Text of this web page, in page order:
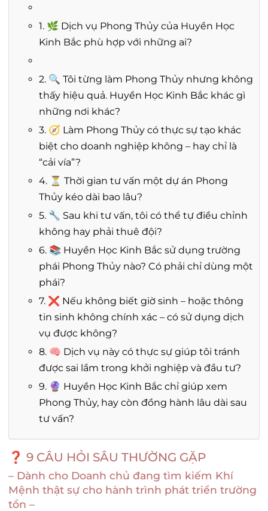
1. 🌿 Dịch vụ Phong Thủy của Huyền Học
Kinh Bắc phù hợp với những ai?
2. 🔍 Tôi từng làm Phong Thủy nhưng không
thấy hiệu quả. Huyền Học Kinh Bắc khác gì
những nơi khác?
3. 🧭 Làm Phong Thủy có thực sự tạo khác
biệt cho doanh nghiệp không – hay chỉ là
“cải vía”?
4. ⏳ Thời gian tư vấn một dự án Phong
Thủy kéo dài bao lâu?
5. 🔧 Sau khi tư vấn, tôi có thể tự điều chỉnh
không hay phải thuê đội?
6. 📚 Huyền Học Kinh Bắc sử dụng trường
phái Phong Thủy nào? Có phải chỉ dùng một
phái?
7. ❌ Nếu không biết giờ sinh – hoặc thông
tin sinh không chính xác – có sử dụng dịch
vụ được không?
8. 🧠 Dịch vụ này có thực sự giúp tôi tránh
được sai lầm trong khởi nghiệp và đầu tư?
9. 🔮 Huyền Học Kinh Bắc chỉ giúp xem
Phong Thủy, hay còn đồng hành lâu dài sau
tư vấn?
❓ 9 CÂU HỎI SÂU THƯỜNG GẶP
– Dành cho Doanh chủ đang tìm kiếm Khí
Mệnh thật sự cho hành trình phát triển trường
tồn –